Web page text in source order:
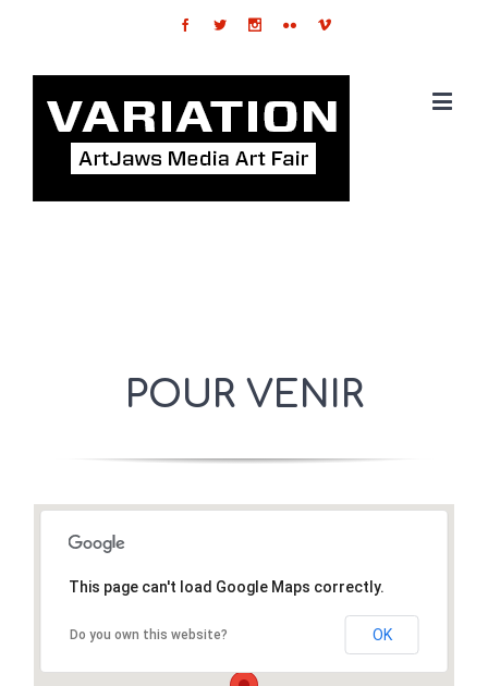
POUR VENIR
This page can't load Google Maps correctly.
Do you own this website? OK